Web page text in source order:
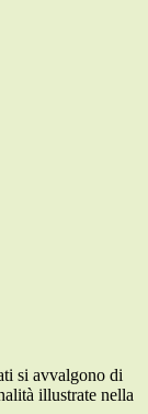
si avvalgono di
illustrate nella